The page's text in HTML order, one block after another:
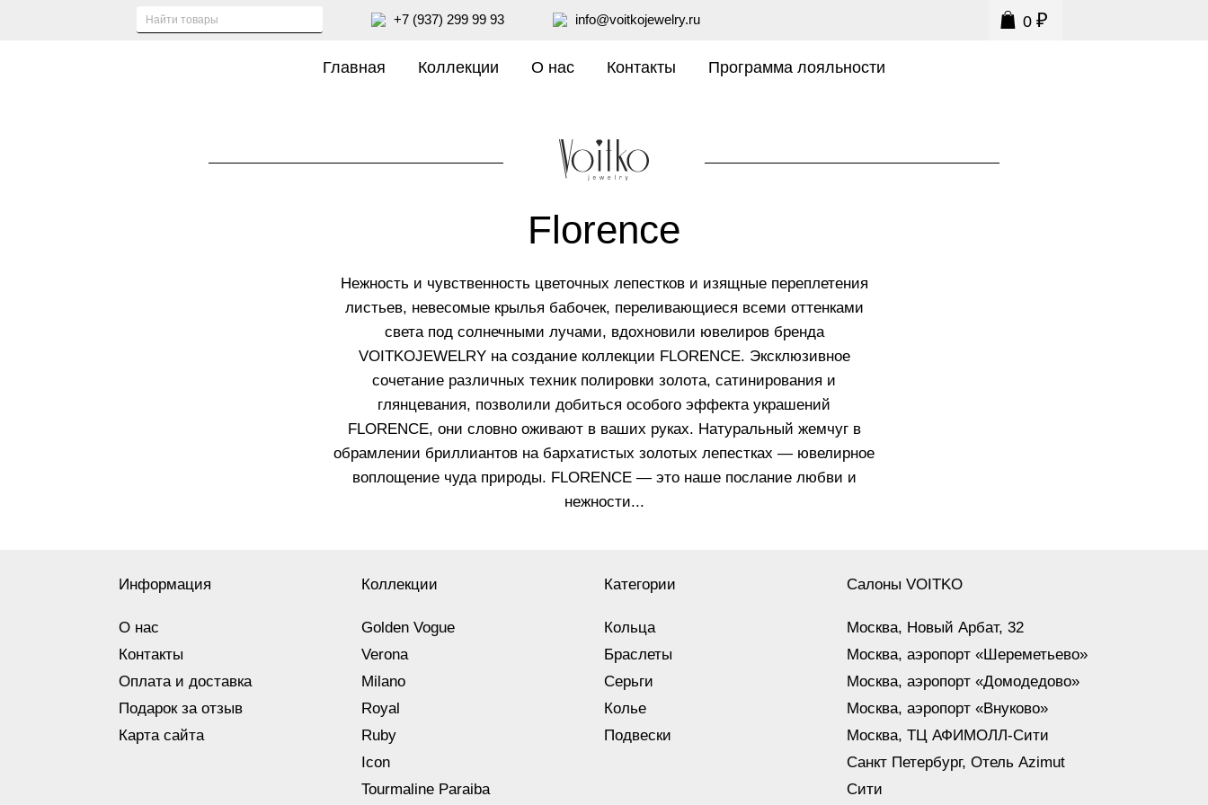
+7 (937) 299 99 93 info@voitkojewelry.ru 0 ₽
Главная Коллекции О нас Контакты Программа лояльности
Florence
Нежность и чувственность цветочных лепестков и изящные переплетения
листьев, невесомые крылья бабочек, переливающиеся всеми оттенками
света под солнечными лучами, вдохновили ювелиров бренда
VOITKOJEWELRY на создание коллекции FLORENCE. Эксклюзивное
сочетание различных техник полировки золота, сатинирования и
глянцевания, позволили добиться особого эффекта украшений
FLORENCE, они словно оживают в ваших руках. Натуральный жемчуг в
обрамлении бриллиантов на бархатистых золотых лепестках — ювелирное
воплощение чуда природы. FLORENCE — это наше послание любви и
нежности...
Информация
О нас
Контакты
Оплата и доставка
Подарок за отзыв
Карта сайта
Коллекции
Golden Vogue
Verona
Milano
Royal
Ruby
Icon
Tourmaline Paraiba
Категории
Кольца
Браслеты
Серьги
Колье
Подвески
Салоны VOITKO
Москва, Новый Арбат, 32
Москва, аэропорт «Шереметьево»
Москва, аэропорт «Домодедово»
Москва, аэропорт «Внуково»
Москва, ТЦ АФИМОЛЛ-Сити
Санкт Петербург, Отель Azimut
Сити